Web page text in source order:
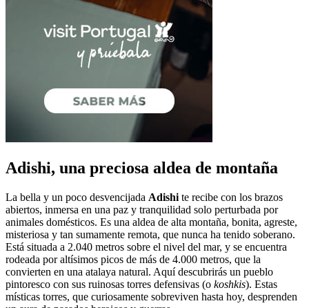
Adishi, una preciosa aldea de montaña
La bella y un poco desvencijada Adishi te recibe con los brazos
abiertos, inmersa en una paz y tranquilidad solo perturbada por
animales domésticos. Es una aldea de alta montaña, bonita, agreste,
misteriosa y tan sumamente remota, que nunca ha tenido soberano.
Está situada a 2.040 metros sobre el nivel del mar, y se encuentra
rodeada por altísimos picos de más de 4.000 metros, que la
convierten en una atalaya natural. Aquí descubrirás un pueblo
pintoresco con sus ruinosas torres defensivas (o koshkis). Estas
místicas torres, que curiosamente sobreviven hasta hoy, desprenden